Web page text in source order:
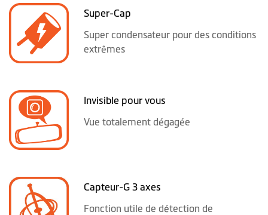
Super-Cap
Super condensateur pour des conditions
extrêmes
Invisible pour vous
Vue totalement dégagée
Capteur-G 3 axes
Fonction utile de détection de